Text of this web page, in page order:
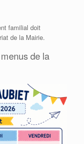
familial doit
de la Mairie.
de la